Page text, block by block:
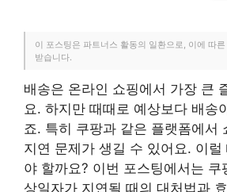
이 포스팅은 파트너스 활동의 일환으로, 이에 따
받습니다.
배송은 온라인 쇼핑에서 가장 큰
요. 하지만 때때로 예상보다 배송
죠. 특히 쿠팡과 같은 플랫폼에서
지연 문제가 생길 수 있어요. 이럴
야 할까요? 이번 포스팅에서는 쿠
상일자가 지연될 때의 대처법과